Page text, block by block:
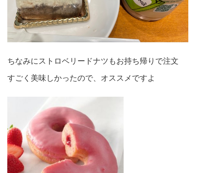
ちなみにストロベリードナツもお持ち帰りで注文
すごく美味しかったので、オススメですよ